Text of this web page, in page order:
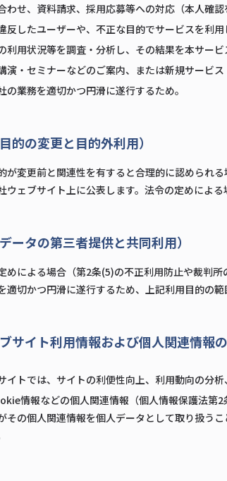
わせ、資料請求、採用応募等への対応（本人確認
反したユーザーや、不正な目的でサービスを利
利用状況等を調査・分析し、その結果を本サー
演・セミナーなどのご案内、または新規サービ
の業務を適切かつ円滑に遂行するため。
的の変更と目的外利用）
が変更前と関連性を有すると合理的に認められ
ウェブサイト上に公表します。法令の定めによ
ータの第三者提供と共同利用）
めによる場合（第2条(5)の不正利用防止や裁判
適切かつ円滑に遂行するため、上記利用目的の
サイト利用情報および個人関連情報の
イトでは、サイトの利便性向上、利用動向の分
情報などの個人関連情報（個人情報保護法第
その個人関連情報を個人データとして取り扱う